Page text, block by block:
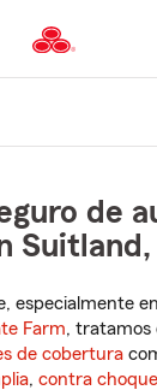
al
contenido
principal
de
especialmente
Farm, tratamos
de cobertura
, contra